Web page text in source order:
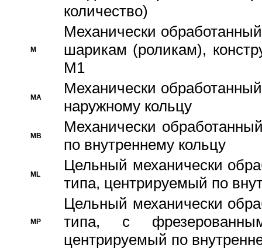
количество)
M
Механически
шарикам (роликам),
M1
MA
Механически
наружному кольцу
MB
Механически
по внутреннему кольцу
ML
Цельный механически
типа, центрируемый по
MP
Цельный механически
типа, с
центрируемый по